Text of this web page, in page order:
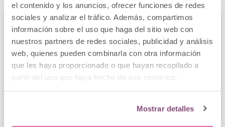
el contenido y los anuncios, ofrecer funciones de redes
sociales y analizar el tráfico. Además, compartimos
información sobre el uso que haga del sitio web con
nuestros partners de redes sociales, publicidad y análisis
web, quienes pueden combinarla con otra información
que les haya proporcionado o que hayan recopilado a
partir del uso que haya hecho de sus servicios.
Mostrar detalles